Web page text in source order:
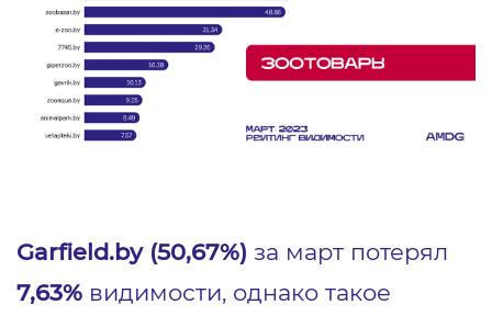
Garfield.by (50,67%) за март потерял
7,63% видимости, однако такое